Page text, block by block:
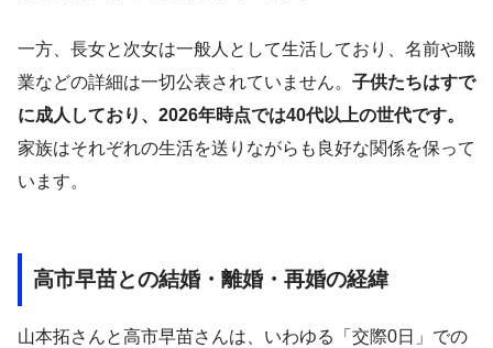
一方、長女と次女は一般人として生活しており、名前や職
業などの詳細は一切公表されていません。 子供たちはすで
に成人しており、2026年時点では40代以上の世代です。
家族はそれぞれの生活を送りながらも良好な関係を保って
います。
高市早苗との結婚・離婚・再婚の経緯
山本拓さんと高市早苗さんは、いわゆる「交際0日」での